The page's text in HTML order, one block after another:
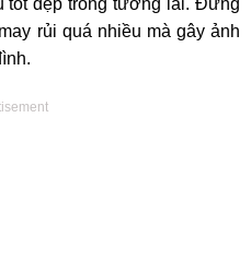
tốt đẹp trong tương lai. Đừng
rủi quá nhiều mà gây ảnh